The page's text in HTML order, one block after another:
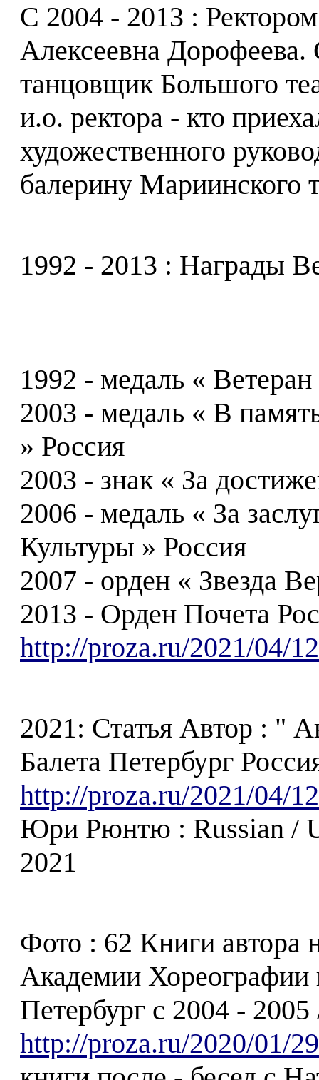
С 2004 - 2013 :
Алексеевна
танцовщик Большого
и.о. ректора - кто
художественного
балерину Мариинского
1992 - 2013 : Награды
1992 - медаль « Ветеран
2003 - медаль « В
» Россия
2003 - знак « За
2006 - медаль « За
Культуры » Россия
2007 - орден « Звезда
2013 - Орден Почета
http://proza.ru/2021/04/
2021: Статья Автор : "
Балета Петербург
http://proza.ru/2021/04/
Юри Рюнтю : Russian /
2021
Фото : 62 Книги автора
Академии
Петербург с 2004 - 2005
http://proza.ru/2020/01/